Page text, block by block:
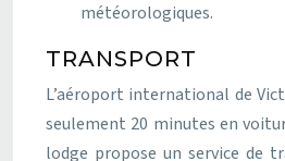
météorologiques.
TRANSPORT
L’aéroport international de
seulement 20 minutes en
lodge propose un service de